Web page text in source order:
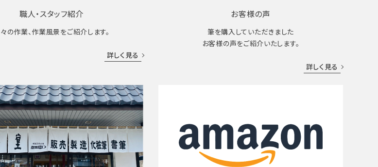
職人・スタッフ紹介
の作業、作業風景をご紹介します。
詳しく見る
お客様の声
筆を購入していただきました
お客様の声をご紹介いたします。
詳しく見る